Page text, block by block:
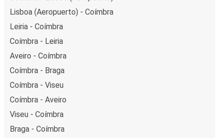
Lisboa (Aeropuerto) - Coímbra
Leiria - Coímbra
Coímbra - Leiria
Aveiro - Coímbra
Coímbra - Braga
Coímbra - Viseu
Coímbra - Aveiro
Viseu - Coímbra
Braga - Coímbra